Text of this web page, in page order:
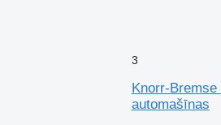
3
Knorr-
automašīnas